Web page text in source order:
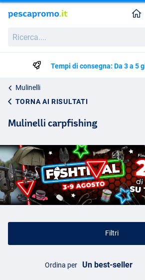
Tempi di consegna: Da 3 a 5
Mulinelli
TORNA AI RISULTATI
Mulinelli carpfishing
Filtri
Ordina per